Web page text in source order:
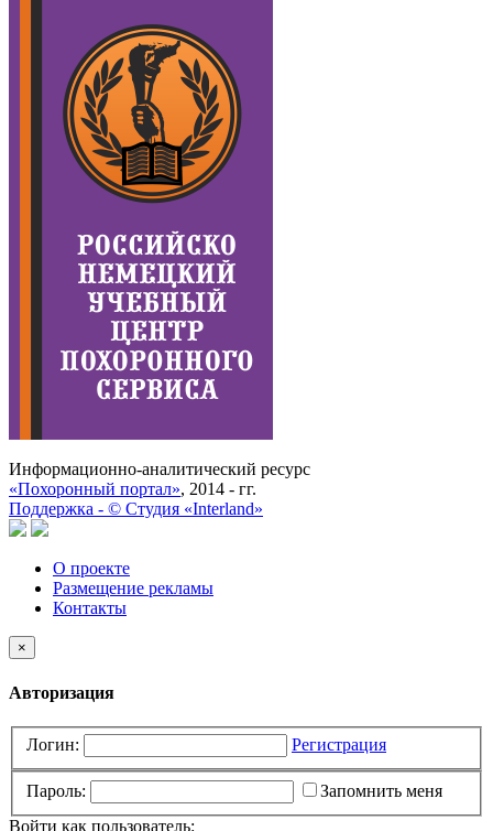
Информационно-аналитический ресурс
«Похоронный портал», 2014 - гг.
Поддержка - © Cтудия «Interland»
О проекте
Размещение рекламы
Контакты
×
Авторизация
Логин: Регистрация
Пароль:
Запомнить меня
Войти как пользователь: